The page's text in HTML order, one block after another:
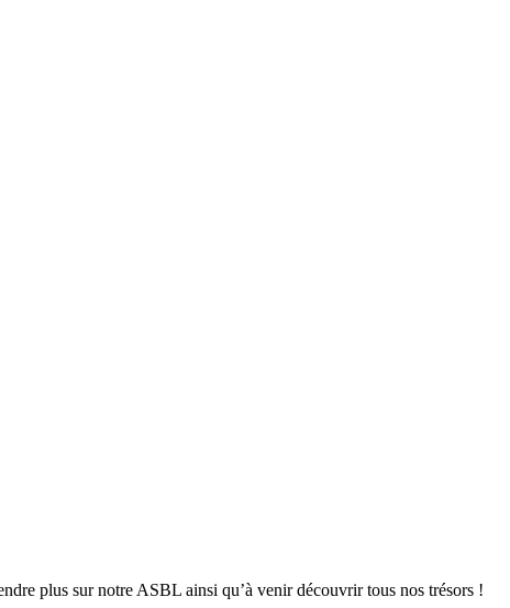
plus sur notre ASBL ainsi qu’à venir découvrir tous nos trésors !